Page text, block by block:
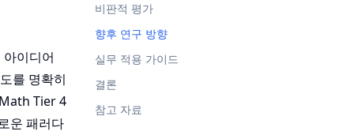
이디어
를 명확히
Tier 4
운 패러다
비판적 평가
향후 연구 방향
실무 적용 가이드
결론
참고 자료